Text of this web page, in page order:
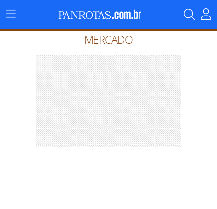
Menu
Principal
MERCADO